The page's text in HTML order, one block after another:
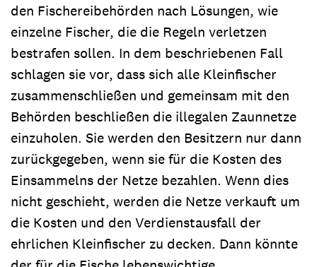
den Fischereibehörden nach Lösungen, wie
einzelne Fischer, die die Regeln verletzen
bestrafen sollen. In dem beschriebenen Fall
schlagen sie vor, dass sich alle Kleinfischer
zusammenschließen und gemeinsam mit den
Behörden beschließen die illegalen Zaunnetze
einzuholen. Sie werden den Besitzern nur dann
zurückgegeben, wenn sie für die Kosten des
Einsammelns der Netze bezahlen. Wenn dies
nicht geschieht, werden die Netze verkauft um
die Kosten und den Verdienstausfall der
ehrlichen Kleinfischer zu decken. Dann könnte